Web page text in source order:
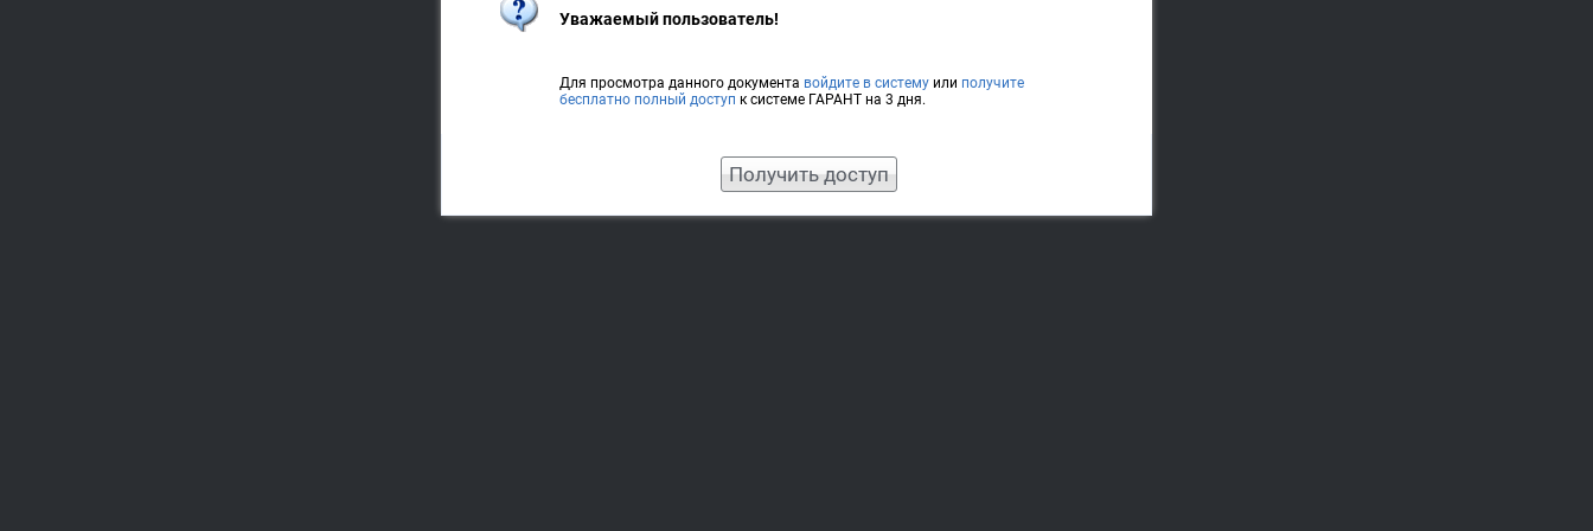
Уважаемый пользователь!
Для просмотра данного документа войдите в систему или получите
бесплатно полный доступ к системе ГАРАНТ на 3 дня.
Получить доступ